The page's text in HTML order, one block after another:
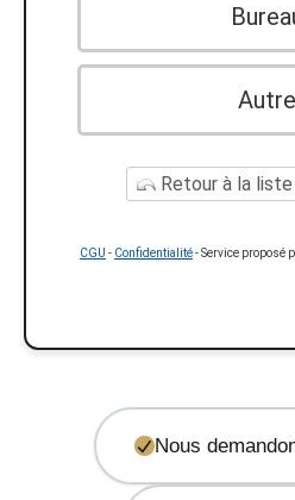
Autre
Retour à la
CGU - Confidentialité- Service proposé
Nous